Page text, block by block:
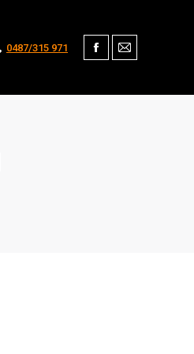
0487/315 971
Facebook
Mail